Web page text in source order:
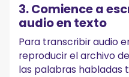
3. Comience a
audio en texto
Para transcribir audio
reproducir el archivo
las palabras habladas